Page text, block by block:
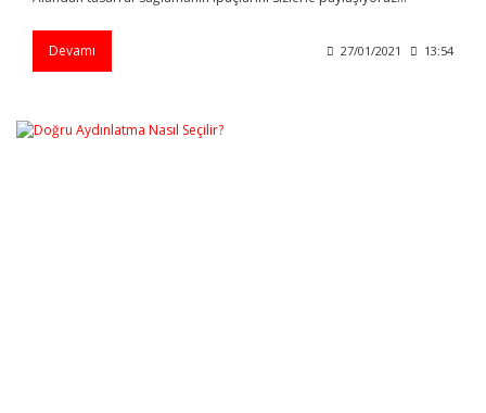
Devamı 27/01/2021 13:54